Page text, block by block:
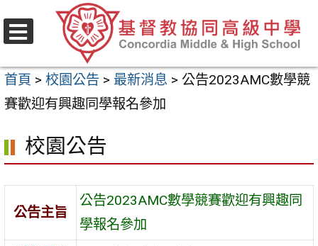
至
要
內
區
首頁 > 校園公告 > 最新消息 > 公告2023AMC數學競
賽歡迎有興趣同學報名參加
校園公告
公告主旨
公告2023AMC數學競賽歡迎有興趣同
學報名參加
選
單